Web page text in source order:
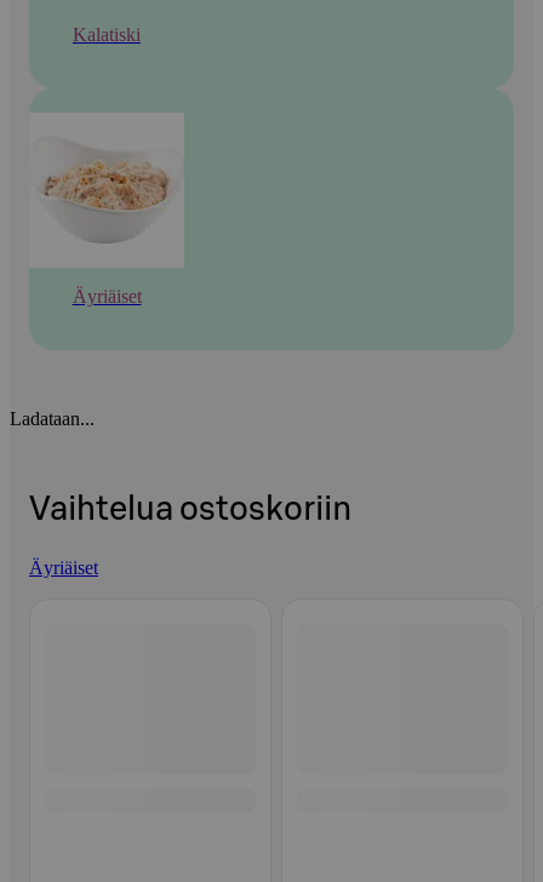
Kalatiski
Äyriäiset
Ladataan...
Vaihtelua ostoskoriin
Äyriäiset